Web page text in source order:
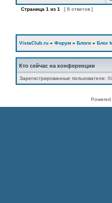
Страница 1 из 1 [ 8 ответов ]
VistaClub.ru » Форум » Блоги » Блог
Кто сейчас на конференции
Зарегистрированные пользователи: